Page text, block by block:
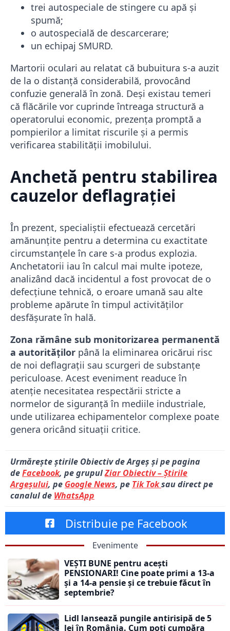
trei autospeciale de stingere cu apă și
spumă;
o autospecială de descarcerare;
un echipaj SMURD.
Martorii oculari au relatat că bubuitura s-a auzit
de la o distanță considerabilă, provocând
confuzie generală în zonă. Deși existau temeri
că flăcările vor cuprinde întreaga structură a
operatorului economic, prezența promptă a
pompierilor a limitat riscurile și a permis
verificarea stabilității imobilului.
Anchetă pentru stabilirea
cauzelor deflagrației
În prezent, specialiștii efectuează cercetări
amănunțite pentru a determina cu exactitate
circumstanțele în care s-a produs explozia.
Anchetatorii iau în calcul mai multe ipoteze,
analizând dacă incidentul a fost provocat de o
defecțiune tehnică, o eroare umană sau alte
probleme apărute în timpul activităților
desfășurate în hală.
Zona rămâne sub monitorizarea permanentă
a autorităților până la eliminarea oricărui risc
de noi deflagrații sau scurgeri de substanțe
periculoase. Acest eveniment readuce în
atenție necesitatea respectării stricte a
normelor de siguranță în mediile industriale,
unde utilizarea echipamentelor complexe poate
genera oricând situații critice.
Urmărește știrile Obiectiv de Argeș și pe pagina
deFacebook, pe grupulZiar Obiectiv – Știrile
Argeșului, pe Google News, pe Tik Toksau direct pe
canalul de WhatsApp
Distribuie pe Facebook
Evenimente
VEȘTI BUNE pentru acești
PENSIONARI! Cine poate primi a 13-a
și a 14-a pensie și ce trebuie făcut în
septembrie?
Lidl lansează pungile antirisipă de 5
lei în România. Cum poți cumpăra